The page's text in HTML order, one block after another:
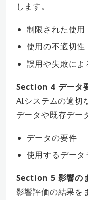
します。
制限された使用
使用の不適切性
誤用や失敗によ
Section 4 データ
AIシステムの適切
データや既存デー
データの要件
使用するデータ
Section 5 影響の
影響評価の結果を